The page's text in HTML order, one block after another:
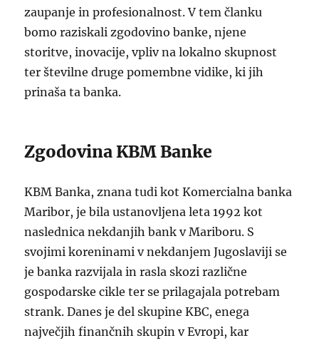
zaupanje in profesionalnost. V tem članku
bomo raziskali zgodovino banke, njene
storitve, inovacije, vpliv na lokalno skupnost
ter številne druge pomembne vidike, ki jih
prinaša ta banka.
Zgodovina KBM Banke
KBM Banka, znana tudi kot Komercialna banka
Maribor, je bila ustanovljena leta 1992 kot
naslednica nekdanjih bank v Mariboru. S
svojimi koreninami v nekdanjem Jugoslaviji se
je banka razvijala in rasla skozi različne
gospodarske cikle ter se prilagajala potrebam
strank. Danes je del skupine KBC, enega
največjih finančnih skupin v Evropi, kar